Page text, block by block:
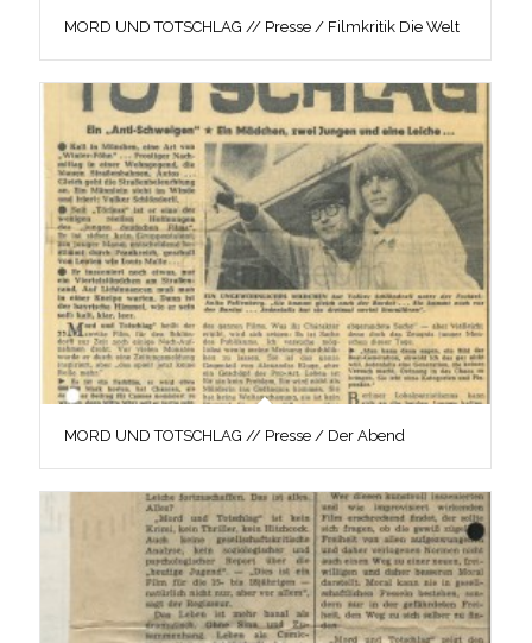
MORD UND TOTSCHLAG // Presse / Filmkritik Die Welt
MORD UND TOTSCHLAG // Presse / Der Abend